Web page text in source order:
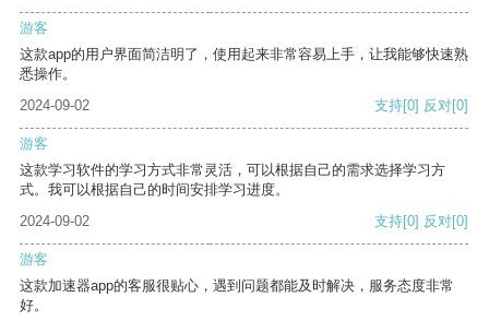
游客
这款app的用户界面简洁明了，使用起来非常容易上手，让我能够快速熟
悉操作。
2024-09-02
支持[0] 反对[0]
游客
这款学习软件的学习方式非常灵活，可以根据自己的需求选择学习方
式。我可以根据自己的时间安排学习进度。
2024-09-02
支持[0] 反对[0]
游客
这款加速器app的客服很贴心，遇到问题都能及时解决，服务态度非常
好。